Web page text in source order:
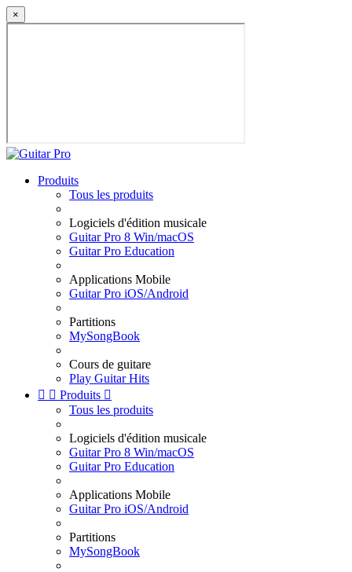
×
Produits
Tous les produits
Logiciels d'édition musicale
Guitar Pro 8 Win/macOS
Guitar Pro Education
Applications Mobile
Guitar Pro iOS/Android
Partitions
MySongBook
Cours de guitare
Play Guitar Hits
  Produits 
Tous les produits
Logiciels d'édition musicale
Guitar Pro 8 Win/macOS
Guitar Pro Education
Applications Mobile
Guitar Pro iOS/Android
Partitions
MySongBook